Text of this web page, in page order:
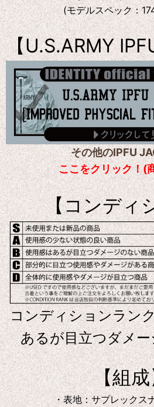
(モデルスペック：
【U.S.ARMY
その他のIPFU
ここをクリック！(
【コンディ
コンディションラン
あるが目立つダメ
【組
・表地：サプレックス